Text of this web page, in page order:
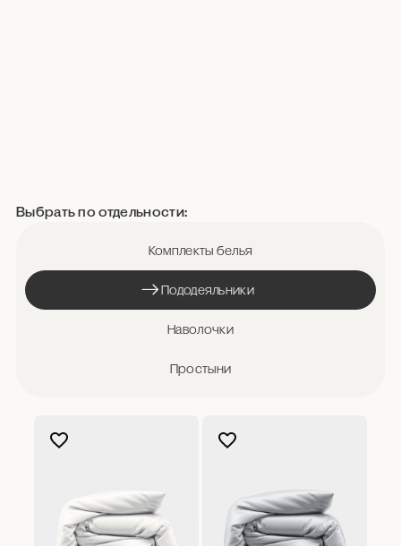
Выбрать по отдельности:
Комплекты белья
Пододеяльники
Наволочки
Простыни